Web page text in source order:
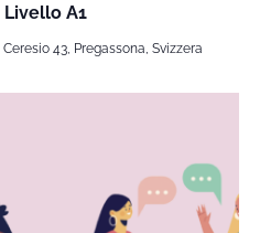
A1
Ceresio 43, Pregassona, Svizzera